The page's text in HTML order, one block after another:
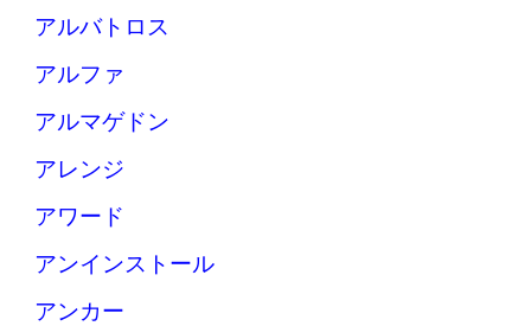
アルバトロス
アルファ
アルマゲドン
アレンジ
アワード
アンインストール
アンカー